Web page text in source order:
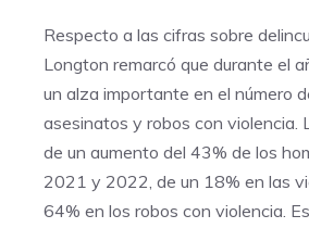
Respecto a las cifras sobre
Longton remarcó que durante el
un alza importante en el número
asesinatos y robos con violencia.
de un aumento del 43% de los
2021 y 2022, de un 18% en las
64% en los robos con violencia.